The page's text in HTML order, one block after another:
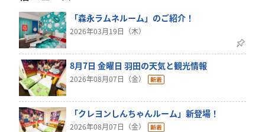
「森永ラムネルーム」のご紹介！
2026年03月19日（木）
8月7日 金曜日 羽田の天気と観光情報
2026年08月07日（金）
「クレヨンしんちゃんルーム」新登場！
2026年08月07日（金）